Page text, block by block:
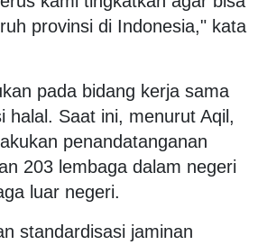
provinsi di Indonesia," kata
pada bidang kerja sama
halal. Saat ini, menurut Aqil,
penandatanganan
203 lembaga dalam negeri
luar negeri.
standardisasi jaminan